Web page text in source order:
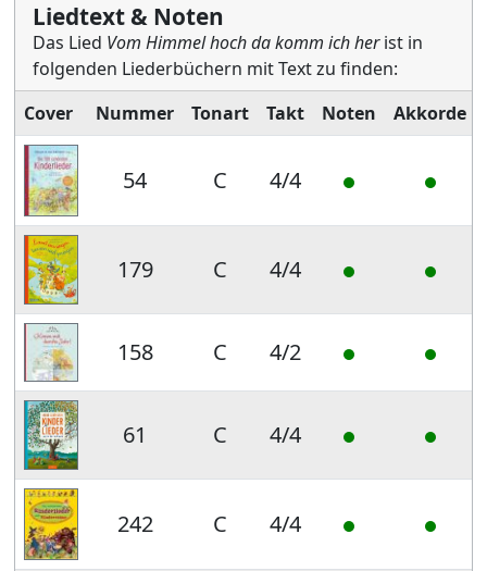
Liedtext & Noten
Das Lied Vom Himmel hoch da komm ich herist in
folgenden Liederbüchern mit Text zu finden:
Cover
Nummer Tonart Takt Noten Akkorde
54 C 4/4
179 C 4/4
158 C 4/2
61 C 4/4
242 C 4/4